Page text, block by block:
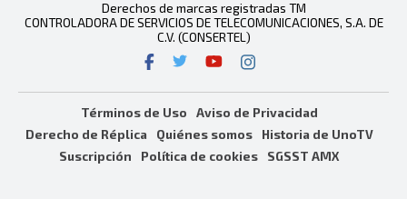
Derechos de marcas registradas TM
CONTROLADORA DE SERVICIOS DE TELECOMUNICACIONES, S.A. DE
C.V. (CONSERTEL)
Términos de Uso
Aviso de Privacidad
Derecho de Réplica
Quiénes somos
Historia de UnoTV
Suscripción
Política de cookies SGSST AMX